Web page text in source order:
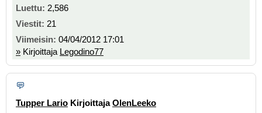
2,586
21
04/04/2012 17:01
» Kirjoittaja Legodino77
Tupper Lario KirjoittajaOlenLeeko